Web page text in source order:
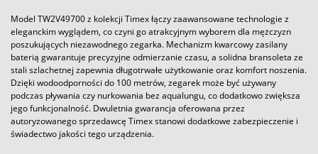
Model TW2V49700 z kolekcji Timex łączy zaawansowane technologie z
eleganckim wyglądem, co czyni go atrakcyjnym wyborem dla mężczyzn
poszukujących niezawodnego zegarka. Mechanizm kwarcowy zasilany
baterią gwarantuje precyzyjne odmierzanie czasu, a solidna bransoleta ze
stali szlachetnej zapewnia długotrwałe użytkowanie oraz komfort noszenia.
Dzięki wodoodporności do 100 metrów, zegarek może być używany
podczas pływania czy nurkowania bez aqualungu, co dodatkowo zwiększa
jego funkcjonalność. Dwuletnia gwarancja oferowana przez
autoryzowanego sprzedawcę Timex stanowi dodatkowe zabezpieczenie i
świadectwo jakości tego urządzenia.